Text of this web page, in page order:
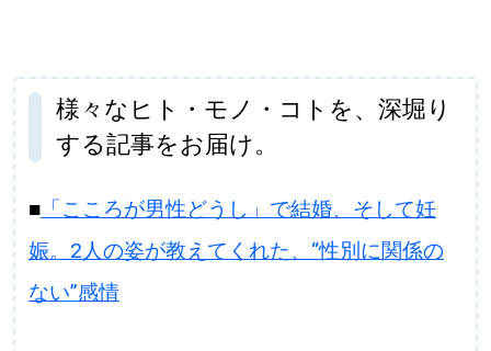
様々なヒト・モノ・コトを、深堀り
する記事をお届け。
■「こころが男性どうし」で結婚、そして妊
娠。2人の姿が教えてくれた、“性別に関係の
ない”感情